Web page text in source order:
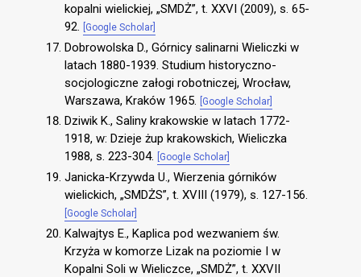
kopalni wielickiej, „SMDŻ”, t. XXVI (2009), s. 65-
92.
[Google Scholar]
Dobrowolska D., Górnicy salinarni Wieliczki w
latach 1880-1939. Studium historyczno-
socjologiczne załogi robotniczej, Wrocław,
Warszawa, Kraków 1965.
[Google Scholar]
Dziwik K., Saliny krakowskie w latach 1772-
1918, w: Dzieje żup krakowskich, Wieliczka
1988, s. 223-304.
[Google Scholar]
Janicka-Krzywda U., Wierzenia górników
wielickich, „SMDŻS”, t. XVIII (1979), s. 127-156.
[Google Scholar]
Kalwajtys E., Kaplica pod wezwaniem św.
Krzyża w komorze Lizak na poziomie I w
Kopalni Soli w Wieliczce, „SMDŻ”, t. XXVII